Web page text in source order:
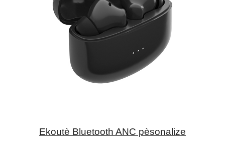
Ekoutè Bluetooth ANC pèsonalize